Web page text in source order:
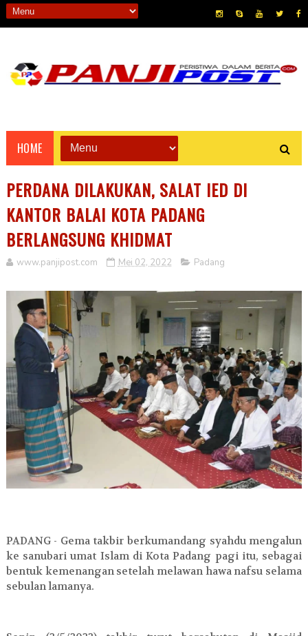
HOME
PERDANA DILAKUKAN, SALAT IED DI
KANTOR BALAI KOTA PADANG
BERLANGSUNG KHIDMAT
www.panjipost.com Mei 02, 2022 Padang
PADANG - Gema takbir berkumandang syahdu mengalun
ke sanubari umat Islam di Kota Padang pagi itu, sebagai
bentuk kemenangan setelah melawan hawa nafsu selama
sebulan lamanya.